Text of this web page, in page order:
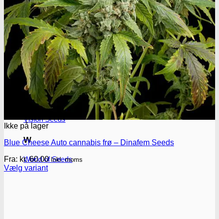
T
T.H. Seeds
P
Pyramid seeds
Vision Seeds
W
World of Seeds
Ikke på lager
Blue Cheese Auto cannabis frø – Dinafem Seeds
Fra: kr.60.00 Inkl. moms
Vælg variant